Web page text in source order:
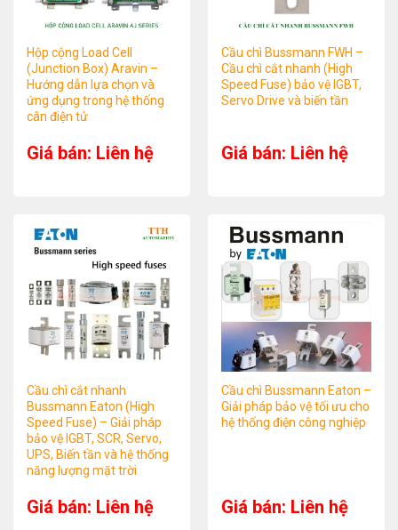
Hộp cộng Load Cell
(Junction Box) Aravin –
Hướng dẫn lựa chọn và
ứng dụng trong hệ thống
cân điện tử
Giá bán: Liên hệ
Cầu chì Bussmann FWH –
Cầu chì cắt nhanh (High
Speed Fuse) bảo vệ IGBT,
Servo Drive và biến tần
Giá bán: Liên hệ
Cầu chì cắt nhanh
Bussmann Eaton (High
Speed Fuse) – Giải pháp
bảo vệ IGBT, SCR, Servo,
UPS, Biến tần và hệ thống
năng lượng mặt trời
Giá bán: Liên hệ
Cầu chì Bussmann Eaton –
Giải pháp bảo vệ tối ưu cho
hệ thống điện công nghiệp
Giá bán: Liên hệ